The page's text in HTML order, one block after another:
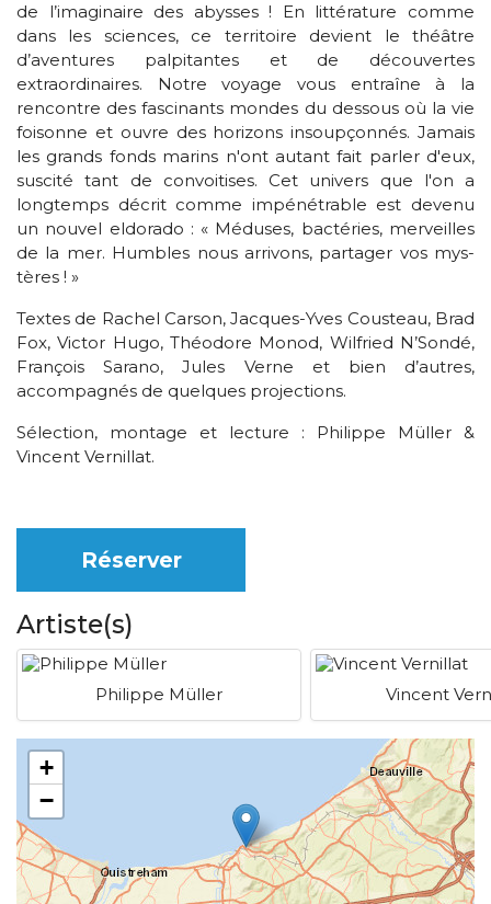
de l’imaginaire des abysses ! En littérature comme
dans les sciences, ce territoire devient le théâtre
d’aventures palpitantes et de découvertes
extraordinaires. Notre voyage vous entraîne à la
rencontre des fascinants mondes du dessous où la vie
foisonne et ouvre des horizons insoupçonnés. Jamais
les grands fonds marins n'ont autant fait parler d'eux,
suscité tant de convoitises. Cet univers que l'on a
longtemps décrit comme impénétrable est devenu
un nouvel eldorado : « Méduses, bactéries, merveilles
de la mer. Humbles nous arrivons, partager vos mys­
tères ! »
Textes de Rachel Carson, Jacques-Yves Cousteau, Brad
Fox, Victor Hugo, Théodore Monod, Wilfried N’Sondé,
François Sarano, Jules Verne et bien d’autres,
accompagnés de quelques projections.
Sélection, montage et lecture : Philippe Müller &
Vincent Vernillat.
Réserver
Artiste(s)
Philippe Müller Vincent
+
−